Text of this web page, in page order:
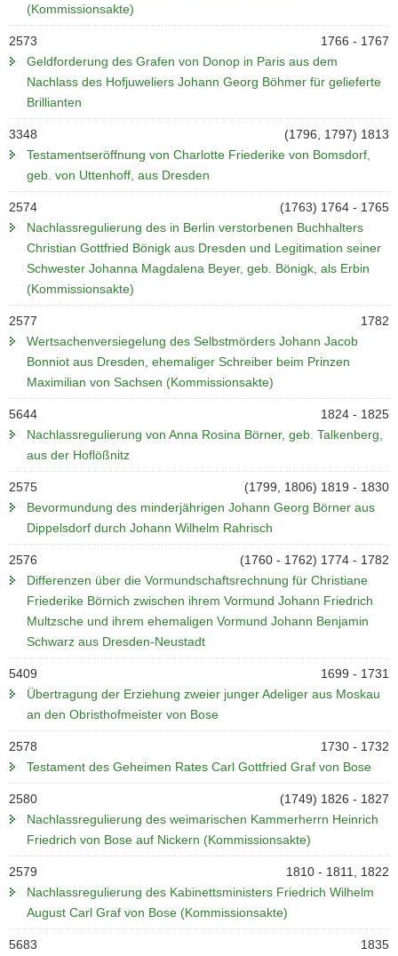
(Kommissionsakte)
2573
1766 - 1767
Geldforderung des Grafen von Donop in Paris aus dem
Nachlass des Hofjuweliers Johann Georg Böhmer für gelieferte
Brillianten
3348
(1796, 1797) 1813
Testamentseröffnung von Charlotte Friederike von Bomsdorf,
geb. von Uttenhoff, aus Dresden
2574
(1763) 1764 - 1765
Nachlassregulierung des in Berlin verstorbenen Buchhalters
Christian Gottfried Bönigk aus Dresden und Legitimation seiner
Schwester Johanna Magdalena Beyer, geb. Bönigk, als Erbin
(Kommissionsakte)
2577
1782
Wertsachenversiegelung des Selbstmörders Johann Jacob
Bonniot aus Dresden, ehemaliger Schreiber beim Prinzen
Maximilian von Sachsen (Kommissionsakte)
5644
1824 - 1825
Nachlassregulierung von Anna Rosina Börner, geb. Talkenberg,
aus der Hoflößnitz
2575
(1799, 1806) 1819 - 1830
Bevormundung des minderjährigen Johann Georg Börner aus
Dippelsdorf durch Johann Wilhelm Rahrisch
2576
(1760 - 1762) 1774 - 1782
Differenzen über die Vormundschaftsrechnung für Christiane
Friederike Börnich zwischen ihrem Vormund Johann Friedrich
Multzsche und ihrem ehemaligen Vormund Johann Benjamin
Schwarz aus Dresden-Neustadt
5409
1699 - 1731
Übertragung der Erziehung zweier junger Adeliger aus Moskau
an den Obristhofmeister von Bose
2578
1730 - 1732
Testament des Geheimen Rates Carl Gottfried Graf von Bose
2580
(1749) 1826 - 1827
Nachlassregulierung des weimarischen Kammerherrn Heinrich
Friedrich von Bose auf Nickern (Kommissionsakte)
2579
1810 - 1811, 1822
Nachlassregulierung des Kabinettsministers Friedrich Wilhelm
August Carl Graf von Bose (Kommissionsakte)
5683 1835